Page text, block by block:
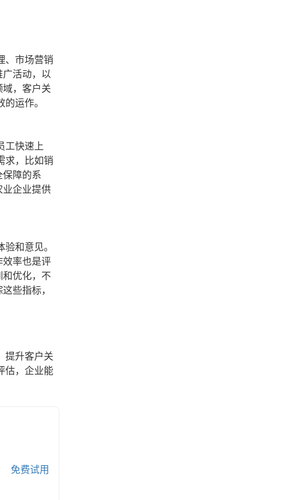
、市场营销
活动，以
，客户关
运作。
工快速上
求，比如销
障的系
业企业提供
和意见。
效率也是评
优化，不
些指标，
提升客户关
估，企业能
免费试用